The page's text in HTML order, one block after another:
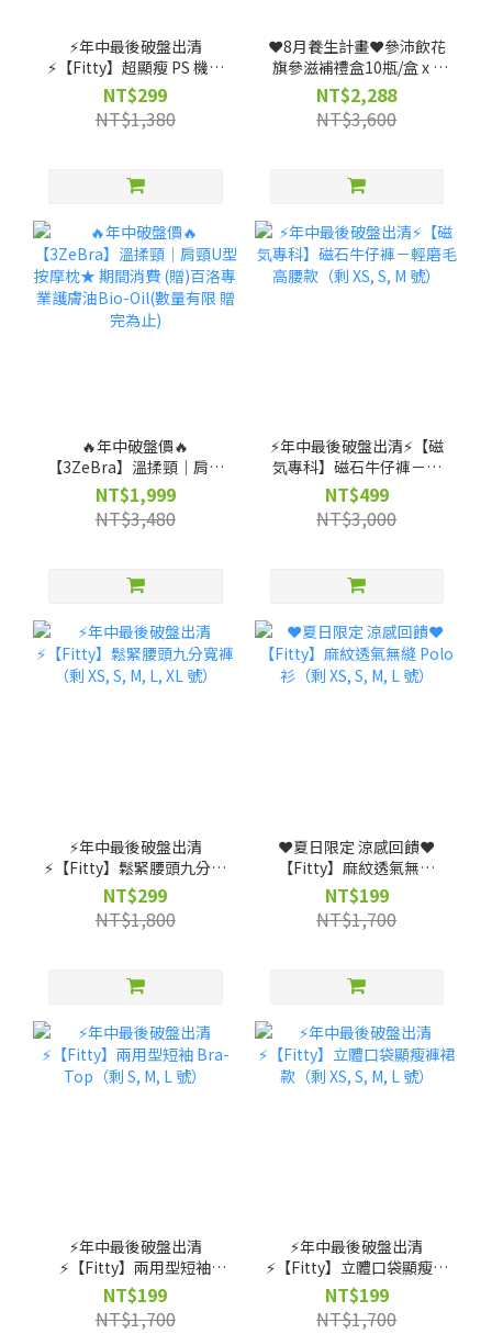
⚡️年中最後破盤出清
⚡️【Fitty】超顯瘦 PS 機能
運動褲（剩 輕暖灰XL 號）
NT$299
NT$1,380
❤️8月養生計畫❤️參沛飲花
旗參滋補禮盒10瓶/盒 x 3
盒 (效期: 20261223)--僅限
宅配
NT$2,288
NT$3,600
🔥年中破盤價🔥
【3ZeBra】溫揉頸｜肩頸
U型按摩枕★ 期間消費 (贈)
百洛專業護膚油Bio-Oil(數
量有限 贈完為止)
NT$1,999
NT$3,480
⚡️年中最後破盤出清⚡️【磁
気專科】磁石牛仔褲－輕
磨毛高腰款（剩 XS, S, M
號）
NT$499
NT$3,000
⚡️年中最後破盤出清
⚡️【Fitty】鬆緊腰頭九分寬
褲（剩 XS, S, M, L, XL 號）
NT$299
NT$1,800
❤️夏日限定 涼感回饋❤️
【Fitty】麻紋透氣無縫
Polo 衫（剩 XS, S, M, L
號）
NT$199
NT$1,700
⚡️年中最後破盤出清
⚡️【Fitty】兩用型短袖
Bra-Top（剩 S, M, L 號）
NT$199
NT$1,700
⚡️年中最後破盤出清
⚡️【Fitty】立體口袋顯瘦褲
裙款（剩 XS, S, M, L 號）
NT$199
NT$1,700